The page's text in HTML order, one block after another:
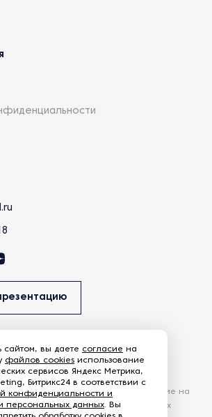
наш сайт, вы даете согласие на
Cookies и других пользовательских
сайтом, вы даете согласие на
файлов cookies использование
сервисов Яндекс Метрика,
Битрикс24 в соответствии с
конфиденциальности и
персональных данных. Вы